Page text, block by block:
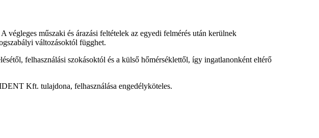
műszaki és árazási feltételek az egyedi felmérés után kerülnek
változásoktól függhet.
felhasználási szokásoktól és a külső hőmérséklettől, így ingatlanonként eltérő
Kft. tulajdona, felhasználása engedélyköteles.